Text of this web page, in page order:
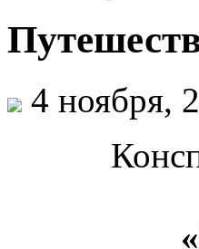
4 ноября,